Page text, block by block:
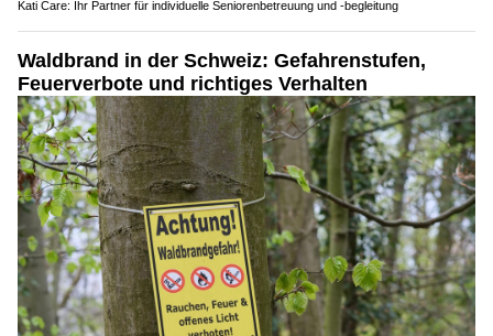
Kati Care: Ihr Partner für individuelle Seniorenbetreuung und -begleitung
Waldbrand in der Schweiz: Gefahrenstufen,
Feuerverbote und richtiges Verhalten